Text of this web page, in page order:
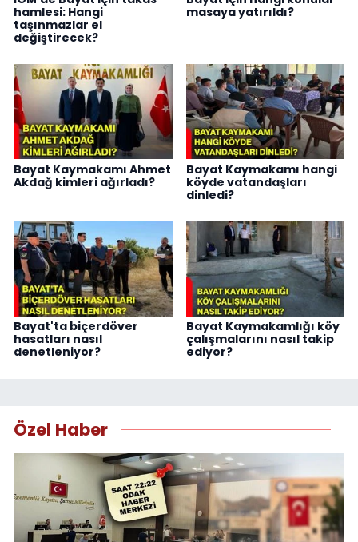
hamlesi: Hangi
taşınmazlar el
değiştirecek?
masaya yatırıldı?
Bayat Kaymakamı Ahmet
Akdağ kimleri ağırladı?
Bayat Kaymakamı hangi
köyde vatandaşları
dinledi?
Bayat'ta biçerdöver
hasatları nasıl
denetleniyor?
Bayat Kaymakamlığı köy
çalışmalarını nasıl takip
ediyor?
Özel Haber